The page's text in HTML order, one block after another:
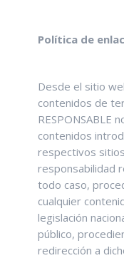
Política de
Desde el sitio
contenidos de
RESPONSABLE
contenidos
respectivos
responsabilidad
todo caso,
cualquier
legislación
público,
redirección a